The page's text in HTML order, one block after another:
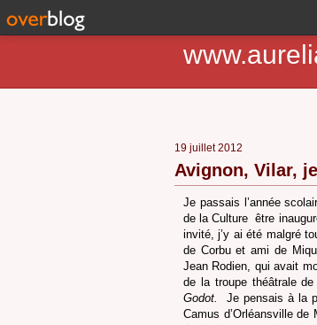
19 juillet 2012
Avignon, Vilar,
Je passais l’année
de la Culture être
invité, j’y ai été malgré
de Corbu et ami de
Jean Rodien, qui avait
de la troupe théâtrale
Godot.
Je pensais à la
Camus d’Orléansville de